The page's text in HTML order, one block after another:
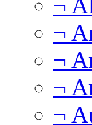
¬
¬
¬
¬